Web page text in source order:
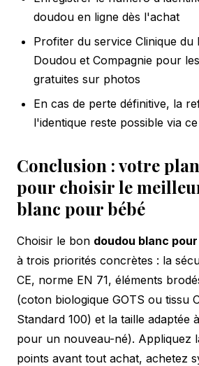
doudou en ligne dès l'achat
Profiter du service Clinique du
Doudou et Compagnie pour
gratuites sur photos
En cas de perte définitive, la
l'identique reste possible via
Conclusion : votre
pour choisir le
blanc pour bébé
Choisir le bon doudou blanc
à trois priorités concrètes : la
CE, norme EN 71, éléments
(coton biologique GOTS ou tissu
Standard 100) et la taille adaptée
pour un nouveau-né). Appliquez
points avant tout achat, achetez